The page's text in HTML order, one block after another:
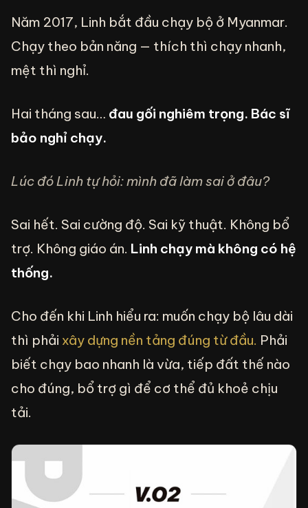
Năm 2017, Linh bắt đầu chạy bộ ở Myanmar.
Chạy theo bản năng — thích thì chạy nhanh,
mệt thì nghỉ.
Hai tháng sau… đau gối nghiêm trọng. Bác sĩ
bảo nghỉ chạy.
Lúc đó Linh tự hỏi: mình đã làm sai ở đâu?
Sai hết. Sai cường độ. Sai kỹ thuật. Không bổ
trợ. Không giáo án. Linh chạy mà không có hệ
thống.
Cho đến khi Linh hiểu ra: muốn chạy bộ lâu dài
thì phải xây dựng nền tảng đúng từ đầu. Phải
biết chạy bao nhanh là vừa, tiếp đất thế nào
cho đúng, bổ trợ gì để cơ thể đủ khoẻ chịu
tải.